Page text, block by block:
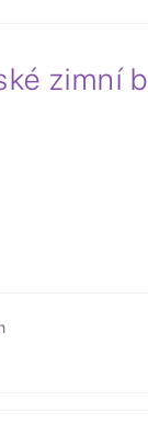
zimní